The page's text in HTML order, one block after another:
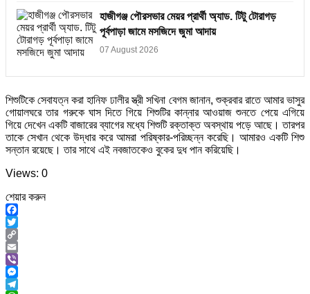
হাজীগঞ্জ পৌরসভার মেয়র প্রার্থী অ্যাড. টিটু টোরাগড়
পূর্বপাড়া জামে মসজিদে জুমা আদায়
07 August 2026
শিশুটিকে সেবাযত্ন করা হানিফ ঢালীর স্ত্রী সখিনা বেগম জানান, শুক্রবার রাতে আমার ভাসুর
গোয়ালঘরে তার গরুকে ঘাস দিতে গিয়ে শিশুটির কান্নার আওয়াজ শুনতে পেয়ে এগিয়ে
গিয়ে দেখেন একটি বাজারের ব্যাগের মধ্যে শিশুটি রক্তাক্ত অবস্থায় পড়ে আছে। তারপর
তাকে সেখান থেকে উদ্ধার করে আমরা পরিষ্কার-পরিচ্ছন্ন করেছি। আমারও একটি শিশু
সন্তান রয়েছে। তার সাথে এই নবজাতকেও বুকের দুধ পান করিয়েছি।
Views: 0
শেয়ার করুন
Facebook
Twitter
Copy
Link
Email
Viber
Messenger